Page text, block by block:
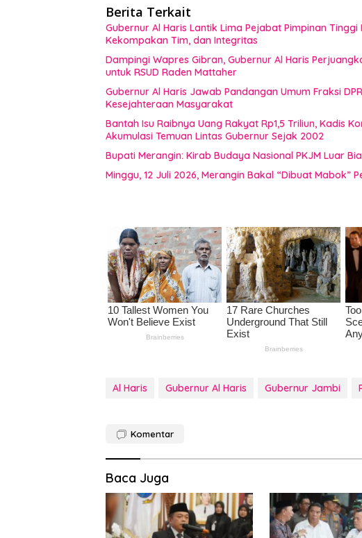
Berita Terkait
Gubernur Al Haris Lantik Lima Pejabat Pimpinan
Kekompakan Tim, dan Integritas
Dampingi Wapres Gibran, Gubernur Al Haris
untuk RSUD Raden Mattaher
Gubernur Al Haris Jawab Pandangan Umum Fraksi
Kesejahteraan Masyarakat
Bantah Isu Raibnya Uang Rakyat Rp1,5 Triliun, Kadis
Akumulasi Temuan Lintas Gubernur Sejak 2002
Bupati Merangin: Kirab Budaya Nasional PKJM Luar
Minggu, 12 Juli 2026, Merangin Bakal “Dibuat Mabok”
Al Haris Gubernur Al Haris Gubernur Jambi
Komentar
Baca Juga